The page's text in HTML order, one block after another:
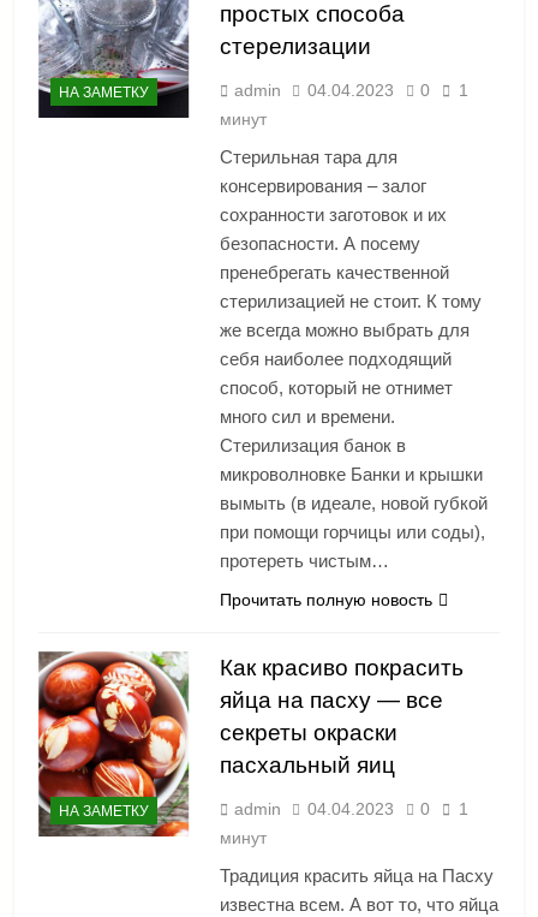
НА ЗАМЕТКУ
простых способа
стерелизации
admin 04.04.2023 0
1
минут
Стерильная тара для
консервирования – залог
сохранности заготовок и их
безопасности. А посему
пренебрегать качественной
стерилизацией не стоит. К тому
же всегда можно выбрать для
себя наиболее подходящий
способ, который не отнимет
много сил и времени.
Стерилизация банок в
микроволновке Банки и крышки
вымыть (в идеале, новой губкой
при помощи горчицы или соды),
протереть чистым…
Прочитать полную новость
НА ЗАМЕТКУ
Как красиво покрасить
яйца на пасху — все
секреты окраски
пасхальный яиц
admin 04.04.2023 0
1
минут
Традиция красить яйца на Пасху
известна всем. А вот то, что яйца